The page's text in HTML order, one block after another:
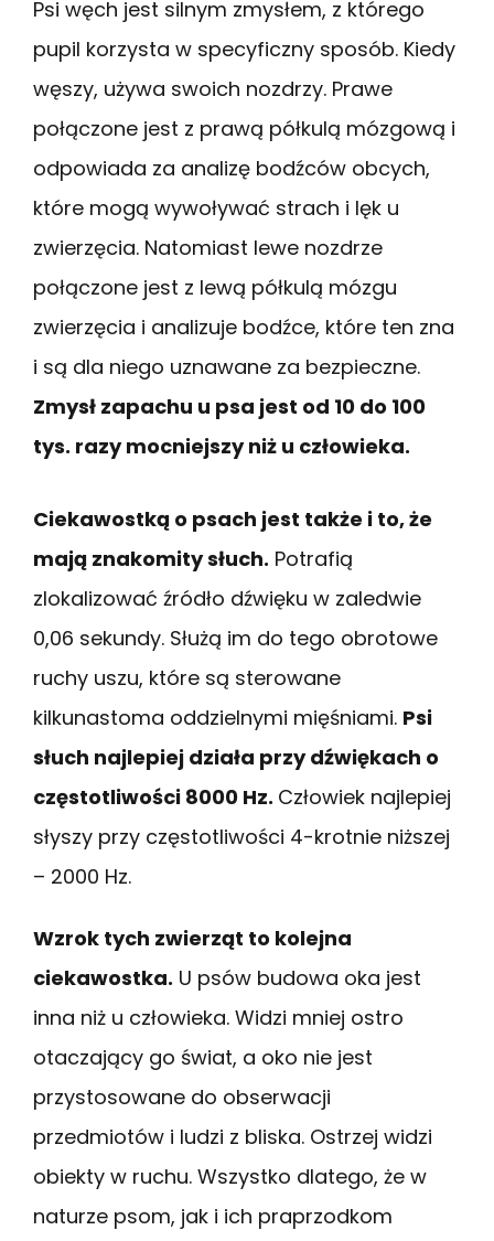
Psi węch jest silnym zmysłem, z którego
pupil korzysta w specyficzny sposób. Kiedy
węszy, używa swoich nozdrzy. Prawe
połączone jest z prawą półkulą mózgową i
odpowiada za analizę bodźców obcych,
które mogą wywoływać strach i lęk u
zwierzęcia. Natomiast lewe nozdrze
połączone jest z lewą półkulą mózgu
zwierzęcia i analizuje bodźce, które ten zna
i są dla niego uznawane za bezpieczne.
Zmysł zapachu u psa jest od 10 do 100
tys. razy mocniejszy niż u człowieka.
Ciekawostką o psach jest także i to, że
mają znakomity słuch. Potrafią
zlokalizować źródło dźwięku w zaledwie
0,06 sekundy. Służą im do tego obrotowe
ruchy uszu, które są sterowane
kilkunastoma oddzielnymi mięśniami. Psi
słuch najlepiej działa przy dźwiękach o
częstotliwości 8000 Hz. Człowiek najlepiej
słyszy przy częstotliwości 4-krotnie niższej
– 2000 Hz.
Wzrok tych zwierząt to kolejna
ciekawostka. U psów budowa oka jest
inna niż u człowieka. Widzi mniej ostro
otaczający go świat, a oko nie jest
przystosowane do obserwacji
przedmiotów i ludzi z bliska. Ostrzej widzi
obiekty w ruchu. Wszystko dlatego, że w
naturze psom, jak i ich praprzodkom